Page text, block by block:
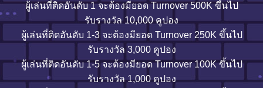
ผู้เล่นที่ติดอันดับ 1 จะต้องมียอด Turnover 500K ขึ้นไป
รับรางวัล 10,000 คูปอง
ผู้เล่นที่ติดอันดับ 1-3 จะต้องมียอด Turnover 250K ขึ้นไป
รับรางวัล 3,000 คูปอง
ผู้เล่นที่ติดอันดับ 1-5 จะต้องมียอด Turnover 100K ขึ้นไป
รับรางวัล 1,000 คูปอง